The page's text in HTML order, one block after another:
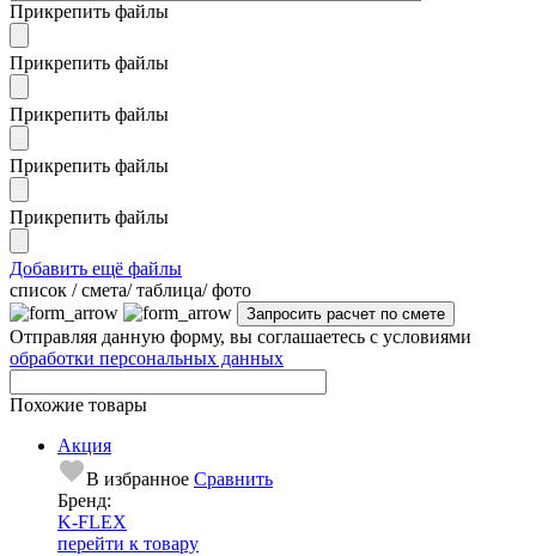
Прикрепить файлы
Прикрепить файлы
Прикрепить файлы
Прикрепить файлы
Прикрепить файлы
Добавить ещё файлы
cписок / смета/ таблица/ фото
Отправляя данную форму, вы соглашаетесь с условиями
обработки персональных данных
Похожие товары
Акция
В избранное Сравнить
Бренд:
K-FLEX
перейти к товару